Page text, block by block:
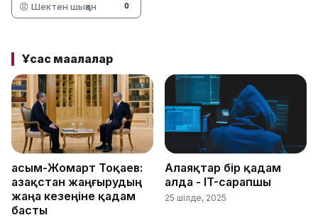
😡 Шектен шыққан 0
Ұқсас мақалалар
Қасым-Жомарт Тоқаев:
Қазақстан жаңғырудың
жаңа кезеңіне қадам
басты
Алаяқтар бір қадам
алда - IT-сарапшы
25 шілде, 2025